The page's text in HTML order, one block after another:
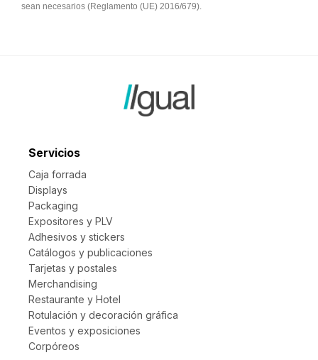
sean necesarios (Reglamento (UE) 2016/679).
Servicios
Caja forrada
Displays
Packaging
Expositores y PLV
Adhesivos y stickers
Catálogos y publicaciones
Tarjetas y postales
Merchandising
Restaurante y Hotel
Rotulación y decoración gráfica
Eventos y exposiciones
Corpóreos